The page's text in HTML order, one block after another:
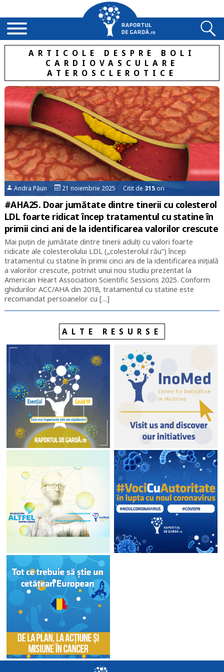
ARTICOLE DESPRE BOLI
CARDIOVASCULARE
ATEROSCLEROTICE
Andra Păun 21 noiembrie 2025 Citit de 315ori
#AHA25. Doar jumătate dintre tinerii cu colesterol
LDL foarte ridicat încep tratamentul cu statine în
primii cinci ani de la identificarea valorilor crescute
Mai puțin de jumătate dintre tinerii adulți cu valori foarte
ridicate ale colesterolului LDL („colesterolul rău”) încep
tratamentul cu statine în primii cinci ani de la identificarea inițială
a valorilor crescute, potrivit unui nou studiu prezentat la
American Heart Association Scientific Sessions 2025. Conform
ghidurilor ACC/AHA din 2018, tratamentul cu statine este
recomandat persoanelor cu […]
ALTE RESURSE